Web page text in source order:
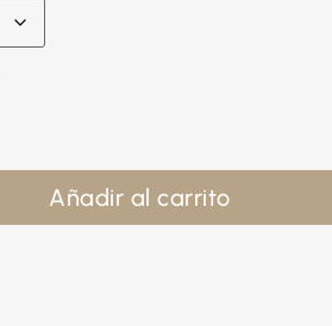
Añadir al carrito